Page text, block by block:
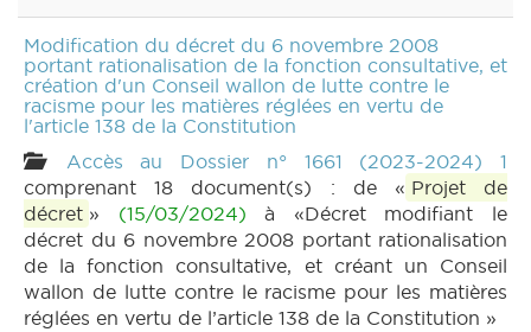
Modification du décret du 6 novembre 2008
portant rationalisation de la fonction consultative, et
création d'un Conseil wallon de lutte contre le
racisme pour les matières réglées en vertu de
l'article 138 de la Constitution
Accès au Dossier n° 1661 (2023-2024) 1
comprenant 18 document(s) : de « Projet de
décret » (15/03/2024) à «Décret modifiant le
décret du 6 novembre 2008 portant rationalisation
de la fonction consultative, et créant un Conseil
wallon de lutte contre le racisme pour les matières
réglées en vertu de l’article 138 de la Constitution »